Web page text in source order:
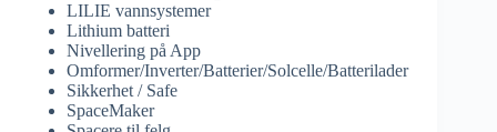
LILIE vannsystemer
Lithium batteri
Nivellering på App
Omformer/Inverter/Batterier/Solcelle/Batterilader
Sikkerhet / Safe
SpaceMaker